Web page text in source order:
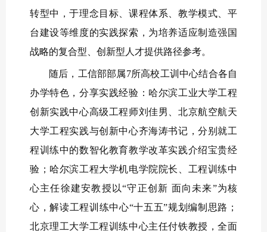
转型中，于理念目标、课程体系、教学模式、平
台建设等维度的实践探索，为培养适应制造强国
战略的复合型、创新型人才提供路径参考。
随后，工信部部属7所高校工训中心结合各自
办学特色，分享实践经验：哈尔滨工业大学工程
创新实践中心高级工程师刘佳男、北京航空航天
大学工程实践与创新中心齐海涛书记，分别就工
程训练中的数智化教育教学改革实践介绍宝贵经
验；哈尔滨工程大学机电学院院长、工程训练中
心主任徐建安教授以“守正创新 面向未来”为核
心，解读工程训练中心“十五五”规划编制思路；
北京理工大学工程训练中心主任付铁教授，全面